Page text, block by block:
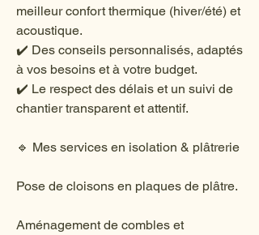
meilleur confort thermique (hiver/été) et
acoustique.
✔️ Des conseils personnalisés, adaptés
à vos besoins et à votre budget.
✔️ Le respect des délais et un suivi de
chantier transparent et attentif.
🔹 Mes services en isolation & plâtrerie
Pose de cloisons en plaques de plâtre.
Aménagement de combles et